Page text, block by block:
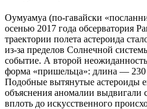
Оумуамуа (по-гавайски
осенью 2017 года обсерватория
траектории полета астероида
из-за пределов Солнечной
событие. А второй
форма «пришельца»: длина —
Подобные вытянутые астероиды
объяснения аномалии выдвигали
вплоть до искусственного